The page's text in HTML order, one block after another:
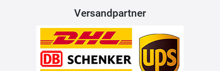
Versandpartner